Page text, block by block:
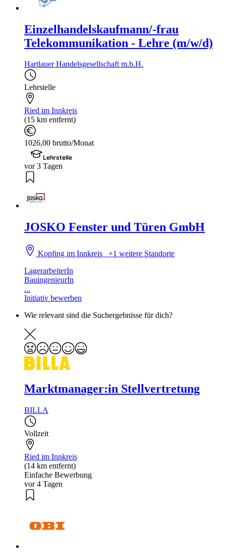
Einzelhandelskaufmann/-frau
Telekommunikation - Lehre (m/w/d)
Hartlauer Handelsgesellschaft m.b.H.
Lehrstelle
Ried im Innkreis
(15 km entfernt)
1026,00 brutto/Monat
Lehrstelle
vor 3 Tagen
JOSKO Fenster und Türen GmbH
Kopfing im Innkreis+1 weitere Standorte
LagerarbeiterIn
BauingenieurIn
...
Initiativ bewerben
Wie relevant sind die Suchergebnisse für dich?
Marktmanager:in Stellvertretung
BILLA
Vollzeit
Ried im Innkreis
(14 km entfernt)
Einfache Bewerbung
vor 4 Tagen